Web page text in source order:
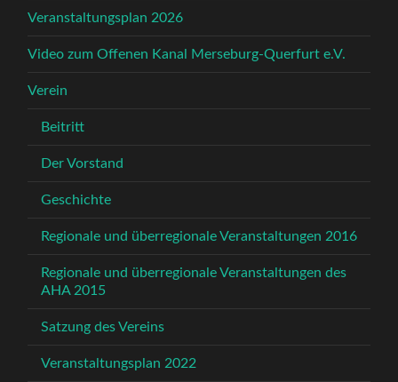
Veranstaltungsplan 2026
Video zum Offenen Kanal Merseburg-Querfurt e.V.
Verein
Beitritt
Der Vorstand
Geschichte
Regionale und überregionale Veranstaltungen 2016
Regionale und überregionale Veranstaltungen des
AHA 2015
Satzung des Vereins
Veranstaltungsplan 2022